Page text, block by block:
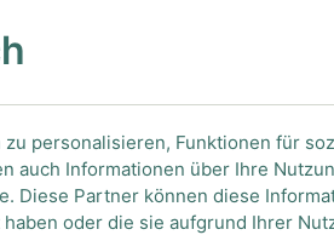
zu können.
personalisieren, Funktionen für
auch Informationen über Ihre
Diese Partner können diese
oder die sie aufgrund Ihrer